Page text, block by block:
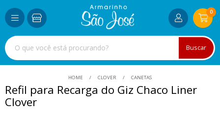
Buscar
0
HOME CLOVER CANETAS
Refil para Recarga do Giz Chaco Liner
Clover